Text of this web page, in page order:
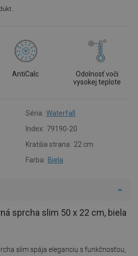
AntiCalc
Odolnosť voči
vysokej teplote
Séria: Waterfall
Index: 79190-20
Kratšia strana: 22 cm
Farba: Biela
sprcha slim 50 x 22 cm, biela
slim spája eleganciu s funkčnosťou,